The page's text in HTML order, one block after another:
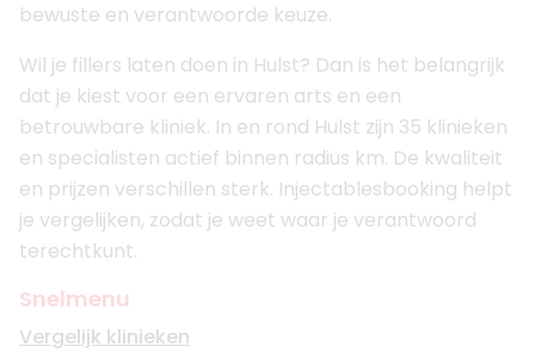
bewuste en verantwoorde keuze.
Wil je fillers laten doen in Hulst? Dan is het belangrijk
dat je kiest voor een ervaren arts en een
betrouwbare kliniek. In en rond Hulst zijn 35 klinieken
en specialisten actief binnen radius km. De kwaliteit
en prijzen verschillen sterk. Injectablesbooking helpt
je vergelijken, zodat je weet waar je verantwoord
terechtkunt.
Snelmenu
Vergelijk klinieken